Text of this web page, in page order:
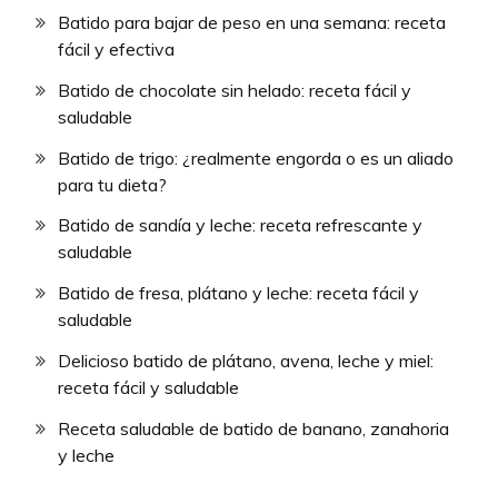
Batido para bajar de peso en una semana: receta
fácil y efectiva
Batido de chocolate sin helado: receta fácil y
saludable
Batido de trigo: ¿realmente engorda o es un aliado
para tu dieta?
Batido de sandía y leche: receta refrescante y
saludable
Batido de fresa, plátano y leche: receta fácil y
saludable
Delicioso batido de plátano, avena, leche y miel:
receta fácil y saludable
Receta saludable de batido de banano, zanahoria
y leche